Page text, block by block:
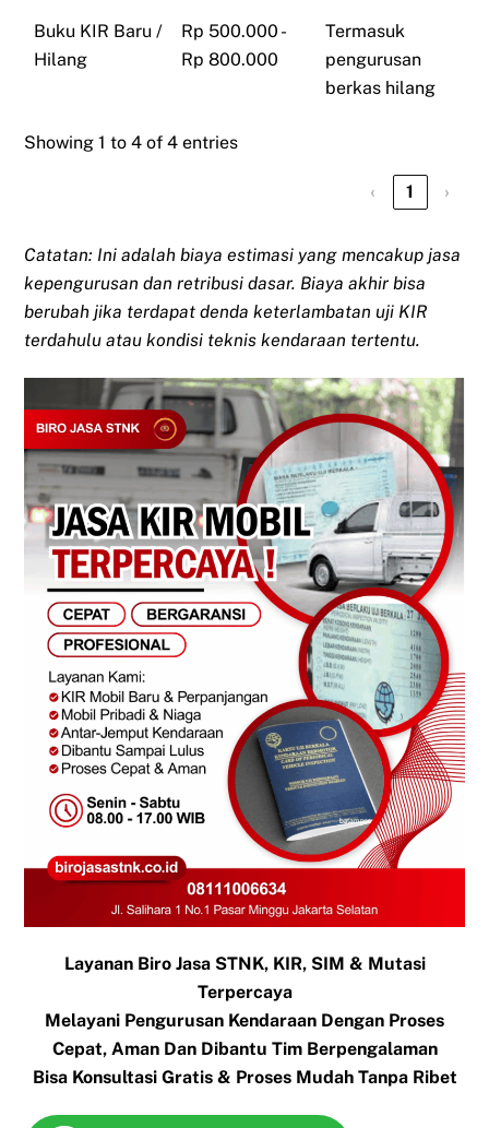
Buku KIR Baru /
Hilang
Rp 500.000 -
Rp 800.000
Termasuk
pengurusan
berkas hilang
Showing 1 to 4 of 4 entries
‹ 1 ›
Catatan: Ini adalah biaya estimasi yang mencakup jasa
kepengurusan dan retribusi dasar. Biaya akhir bisa
berubah jika terdapat denda keterlambatan uji KIR
terdahulu atau kondisi teknis kendaraan tertentu.
Layanan Biro Jasa STNK, KIR, SIM & Mutasi
Terpercaya
Melayani Pengurusan Kendaraan Dengan Proses
Cepat, Aman Dan Dibantu Tim Berpengalaman
Bisa Konsultasi Gratis & Proses Mudah Tanpa Ribet